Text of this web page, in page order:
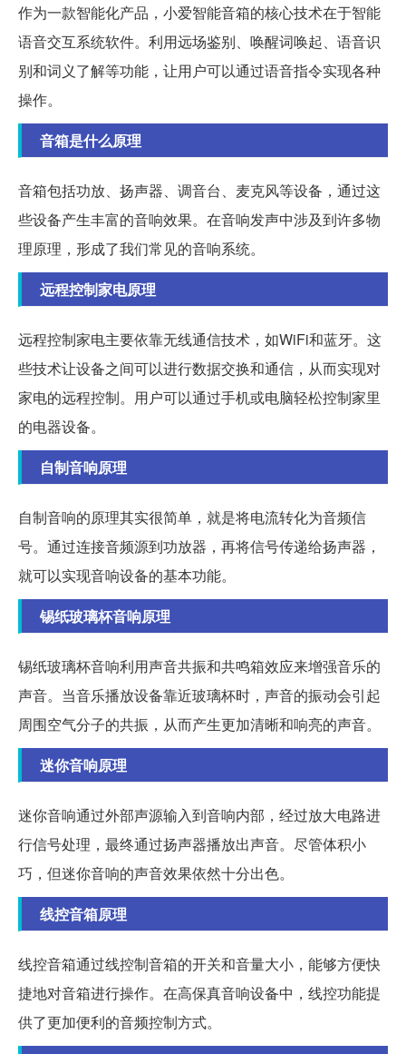
作为一款智能化产品，小爱智能音箱的核心技术在于智能
语音交互系统软件。利用远场鉴别、唤醒词唤起、语音识
别和词义了解等功能，让用户可以通过语音指令实现各种
操作。
音箱是什么原理
音箱包括功放、扬声器、调音台、麦克风等设备，通过这
些设备产生丰富的音响效果。在音响发声中涉及到许多物
理原理，形成了我们常见的音响系统。
远程控制家电原理
远程控制家电主要依靠无线通信技术，如WiFi和蓝牙。这
些技术让设备之间可以进行数据交换和通信，从而实现对
家电的远程控制。用户可以通过手机或电脑轻松控制家里
的电器设备。
自制音响原理
自制音响的原理其实很简单，就是将电流转化为音频信
号。通过连接音频源到功放器，再将信号传递给扬声器，
就可以实现音响设备的基本功能。
锡纸玻璃杯音响原理
锡纸玻璃杯音响利用声音共振和共鸣箱效应来增强音乐的
声音。当音乐播放设备靠近玻璃杯时，声音的振动会引起
周围空气分子的共振，从而产生更加清晰和响亮的声音。
迷你音响原理
迷你音响通过外部声源输入到音响内部，经过放大电路进
行信号处理，最终通过扬声器播放出声音。尽管体积小
巧，但迷你音响的声音效果依然十分出色。
线控音箱原理
线控音箱通过线控制音箱的开关和音量大小，能够方便快
捷地对音箱进行操作。在高保真音响设备中，线控功能提
供了更加便利的音频控制方式。